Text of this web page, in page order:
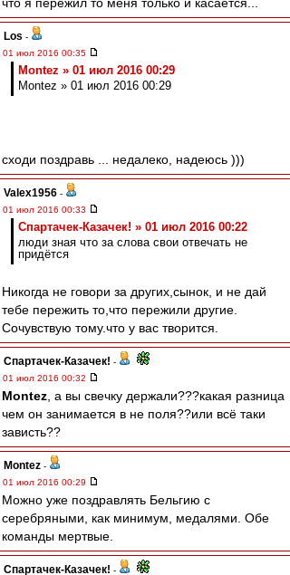
Los -
01 июл 2016 00:35
Montez » 01 июл 2016 00:29
Montez » 01 июл 2016 00:29
сходи поздравь ... недалеко, надеюсь )))
Valex1956 -
01 июл 2016 00:33
Спартачек-Казачек! » 01 июл 2016 00:22
люди зная что за слова свои отвечать не
придётся
Никогда не говори за других,сынок, и не дай
тебе пережить то,что пережили другие.
Сочувствую тому.что у вас творится.
Спартачек-Казачек! -
01 июл 2016 00:32
Montez , а вы свечку держали???какая разница
чем он занимается в не поля??или всё таки
зависть??
Montez -
01 июл 2016 00:29
Можно уже поздравлять Бельгию с
серебряными, как минимум, медалями. Обе
команды мертвые.
Спартачек-Казачек! -